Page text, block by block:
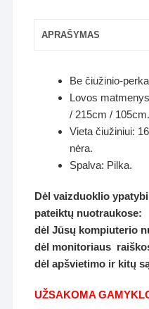
APRAŠYMAS
Be čiužinio-
Lovos
/ 215cm / 105cm.
Vieta čiužiniui:
nėra.
Spalva: Pilka.
Dėl vaizduoklio
pateiktų nuotraukose:
dėl Jūsų kompiuterio
dėl monitoriaus
dėl apšvietimo ir kitų
UŽSAKOMA